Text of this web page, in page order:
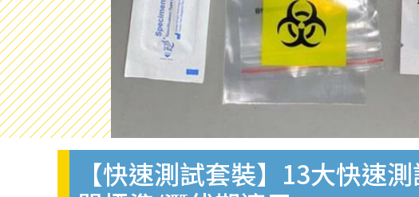
【快速測試套裝】13大快速